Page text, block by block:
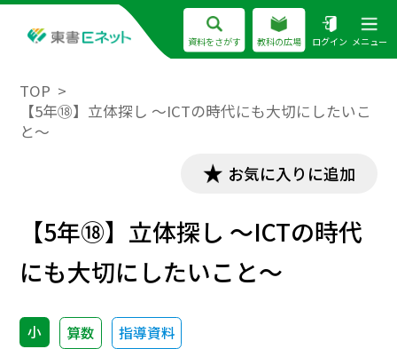
資料をさがす 教科の広場 ログイン メニュー
TOP
【5年⑱】立体探し ～ICTの時代にも大切にしたいこ
と～
お気に入りに追加
【5年⑱】立体探し ～ICTの時代
にも大切にしたいこと～
小 算数 指導資料